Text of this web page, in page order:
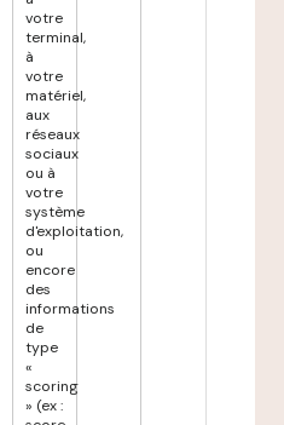
votre
terminal,
à
votre
matériel,
aux
réseaux
sociaux
ou à
votre
système
d'exploitation,
ou
encore
des
informations
de
type
«
scoring
» (ex :